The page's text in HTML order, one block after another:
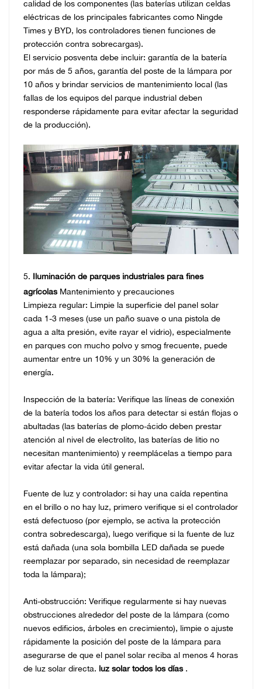
calidad de los componentes (las baterías utilizan celdas
eléctricas de los principales fabricantes como Ningde
Times y BYD, los controladores tienen funciones de
protección contra sobrecargas).
El servicio posventa debe incluir: garantía de la batería
por más de 5 años, garantía del poste de la lámpara por
10 años y brindar servicios de mantenimiento local (las
fallas de los equipos del parque industrial deben
responderse rápidamente para evitar afectar la seguridad
de la producción).
5. Iluminación de parques industriales para fines
agrícolas Mantenimiento y precauciones
Limpieza regular: Limpie la superficie del panel solar
cada 1-3 meses (use un paño suave o una pistola de
agua a alta presión, evite rayar el vidrio), especialmente
en parques con mucho polvo y smog frecuente, puede
aumentar entre un 10% y un 30% la generación de
energía.
Inspección de la batería: Verifique las líneas de conexión
de la batería todos los años para detectar si están flojas o
abultadas (las baterías de plomo-ácido deben prestar
atención al nivel de electrolito, las baterías de litio no
necesitan mantenimiento) y reemplácelas a tiempo para
evitar afectar la vida útil general.
Fuente de luz y controlador: si hay una caída repentina
en el brillo o no hay luz, primero verifique si el controlador
está defectuoso (por ejemplo, se activa la protección
contra sobredescarga), luego verifique si la fuente de luz
está dañada (una sola bombilla LED dañada se puede
reemplazar por separado, sin necesidad de reemplazar
toda la lámpara);
Anti-obstrucción: Verifique regularmente si hay nuevas
obstrucciones alrededor del poste de la lámpara (como
nuevos edificios, árboles en crecimiento), limpie o ajuste
rápidamente la posición del poste de la lámpara para
asegurarse de que el panel solar reciba al menos 4 horas
de luz solar directa. luz solar todos los días .